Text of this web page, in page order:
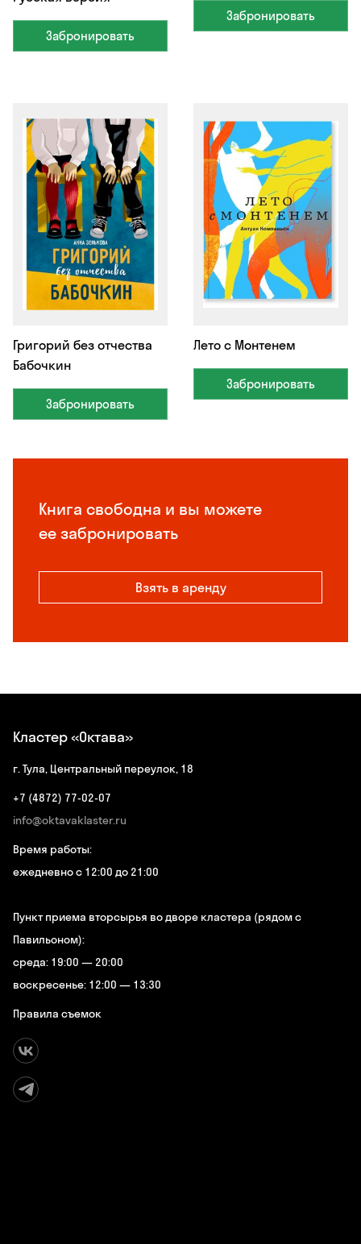
Книга свободна и вы можете
ее забронировать
Взять в аренду
Забронировать
Забронировать
Григорий без отчества
Бабочкин
Забронировать
Лето с Монтенем
Забронировать
Кластер «Октава»
г. Тула, Центральный переулок, 18
+7 (4872) 77-02-07
info@oktavaklaster.ru
Время работы:
ежедневно с 12:00 до 21:00
Пункт приема вторсырья во дворе кластера (рядом с
Павильоном):
среда: 19:00 — 20:00
воскресенье: 12:00 — 13:30
Правила съемок